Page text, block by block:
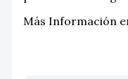
Más Información